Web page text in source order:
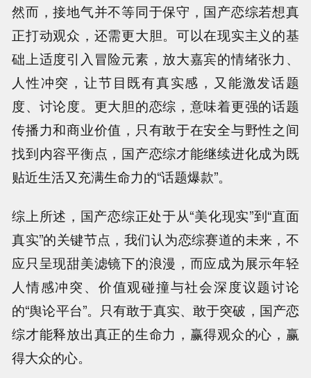
然而，接地气并不等同于保守，国产恋综若想真
正打动观众，还需更大胆。可以在现实主义的基
础上适度引入冒险元素，放大嘉宾的情绪张力、
人性冲突，让节目既有真实感，又能激发话题
度、讨论度。更大胆的恋综，意味着更强的话题
传播力和商业价值，只有敢于在安全与野性之间
找到内容平衡点，国产恋综才能继续进化成为既
贴近生活又充满生命力的“话题爆款”。
综上所述，国产恋综正处于从“美化现实”到“直面
真实”的关键节点，我们认为恋综赛道的未来，不
应只呈现甜美滤镜下的浪漫，而应成为展示年轻
人情感冲突、价值观碰撞与社会深度议题讨论
的“舆论平台”。只有敢于真实、敢于突破，国产恋
综才能释放出真正的生命力，赢得观众的心，赢
得大众的心。